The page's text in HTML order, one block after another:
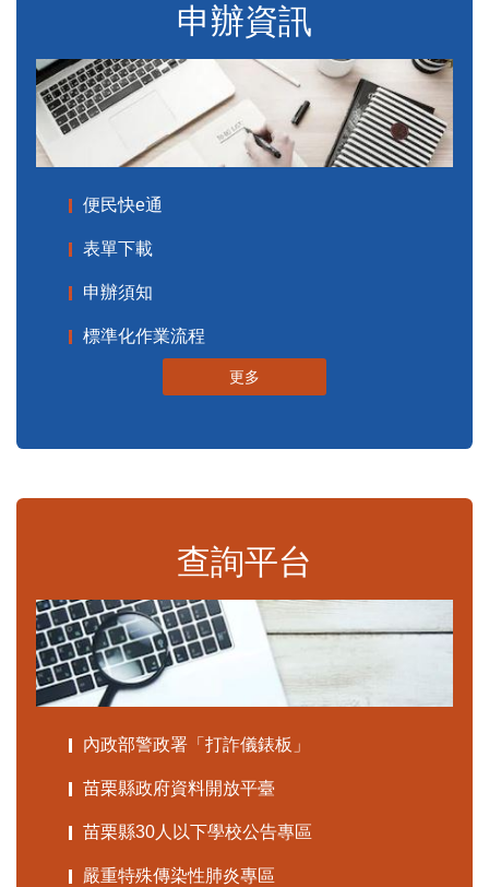
申辦資訊
便民快e通
表單下載
申辦須知
標準化作業流程
更多
查詢平台
內政部警政署「打詐儀錶板」
苗栗縣政府資料開放平臺
苗栗縣30人以下學校公告專區
嚴重特殊傳染性肺炎專區